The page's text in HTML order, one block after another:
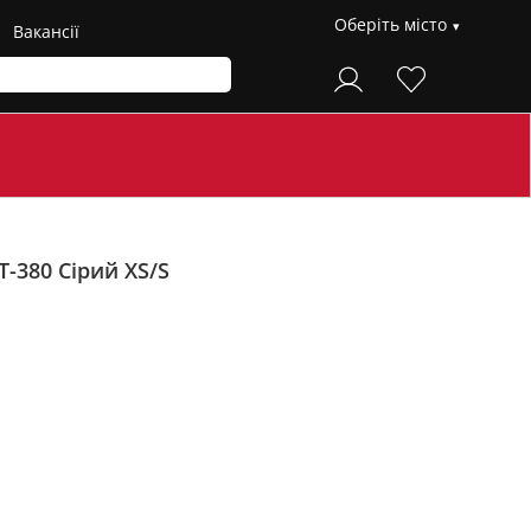
Вакансії Оберіть місто
380 Сірий XS/S